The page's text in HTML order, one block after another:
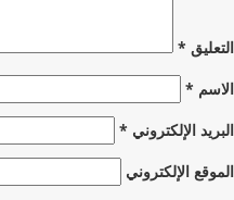
التعليق *
الاسم *
البريد الإلكتروني *
الموقع الإلكتروني